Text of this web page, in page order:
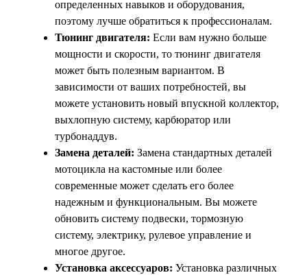
определенных навыков и оборудования,
поэтому лучше обратиться к профессионалам.
Тюнинг двигателя: Если вам нужно больше
мощности и скорости, то тюнинг двигателя
может быть полезным вариантом. В
зависимости от ваших потребностей, вы
можете установить новый впускной коллектор,
выхлопную систему, карбюратор или
турбонаддув.
Замена деталей: Замена стандартных деталей
мотоцикла на кастомные или более
современные может сделать его более
надежным и функциональным. Вы можете
обновить систему подвески, тормозную
систему, электрику, рулевое управление и
многое другое.
Установка аксессуаров: Установка различных